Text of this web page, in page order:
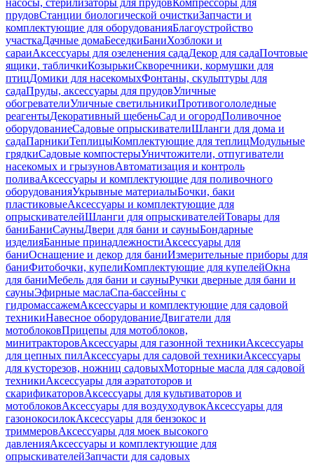
насосы, стерилизаторы для прудовКомпрессоры для
прудовСтанции биологической очисткиЗапчасти и
комплектующие для оборудованияБлагоустройство
участкаДачные домаБеседкиБаниХозблоки и
сараиАксессуары для озеленения садаДекор для садаПочтовые
ящики, табличкиКозырькиСкворечники, кормушки для
птицДомики для насекомыхФонтаны, скульптуры для
садаПруды, аксессуары для прудовУличные
обогревателиУличные светильникиПротивогололедные
реагентыДекоративный щебеньСад и огородПоливочное
оборудованиеСадовые опрыскивателиШланги для дома и
садаПарникиТеплицыКомплектующие для теплицМодульные
грядкиСадовые компостерыУничтожители, отпугиватели
насекомых и грызуновАвтоматизация и контроль
поливаАксессуары и комплектующие для поливочного
оборудованияУкрывные материалыБочки, баки
пластиковыеАксессуары и комплектующие для
опрыскивателейШланги для опрыскивателейТовары для
баниБаниСауныДвери для бани и сауныБондарные
изделияБанные принадлежностиАксессуары для
баниОснащение и декор для баниИзмерительные приборы для
баниФитобочки, купелиКомплектующие для купелейОкна
для баниМебель для бани и сауныРучки дверные для бани и
сауныЭфирные маслаСпа-бассейны с
гидромассажемАксессуары и комплектующие для садовой
техникиНавесное оборудованиеДвигатели для
мотоблоковПрицепы для мотоблоков,
минитракторовАксессуары для газонной техникиАксессуары
для цепных пилАксессуары для садовой техникиАксессуары
для кусторезов, ножниц садовыхМоторные масла для садовой
техникиАксессуары для аэратоторов и
скарификаторовАксессуары для культиваторов и
мотоблоковАксессуары для воздуходувокАксессуары для
газонокосилокАксессуары для бензокос и
триммеровАксессуары для моек высокого
давленияАксессуары и комплектующие для
опрыскивателейЗапчасти для садовых